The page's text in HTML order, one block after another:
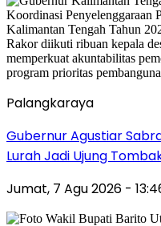
Palangkaraya
Gubernur Agustiar
Lurah Jadi Ujung
Jumat, 7 Agu 2026 -